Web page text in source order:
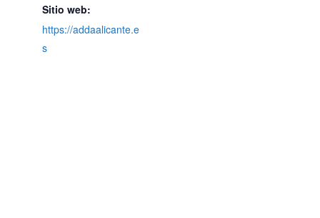
Sitio web:
https://addaalicante.e
s